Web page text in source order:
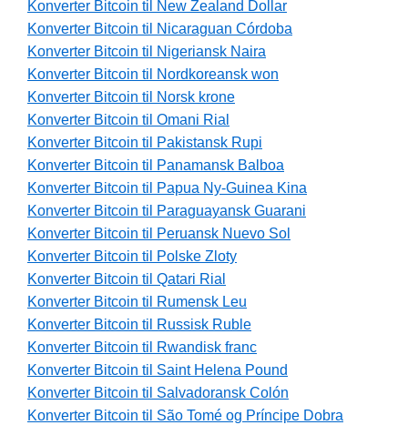
Konverter Bitcoin til New Zealand Dollar
Konverter Bitcoin til Nicaraguan Córdoba
Konverter Bitcoin til Nigeriansk Naira
Konverter Bitcoin til Nordkoreansk won
Konverter Bitcoin til Norsk krone
Konverter Bitcoin til Omani Rial
Konverter Bitcoin til Pakistansk Rupi
Konverter Bitcoin til Panamansk Balboa
Konverter Bitcoin til Papua Ny-Guinea Kina
Konverter Bitcoin til Paraguayansk Guarani
Konverter Bitcoin til Peruansk Nuevo Sol
Konverter Bitcoin til Polske Zloty
Konverter Bitcoin til Qatari Rial
Konverter Bitcoin til Rumensk Leu
Konverter Bitcoin til Russisk Ruble
Konverter Bitcoin til Rwandisk franc
Konverter Bitcoin til Saint Helena Pound
Konverter Bitcoin til Salvadoransk Colón
Konverter Bitcoin til São Tomé og Príncipe Dobra